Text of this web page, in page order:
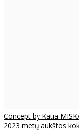
Concept by Katia
2023 metų aukštos